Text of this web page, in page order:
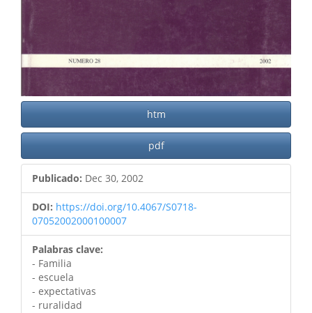
htm
pdf
Publicado: Dec 30, 2002
DOI: https://doi.org/10.4067/S0718-
07052002000100007
Palabras clave:
- Familia
- escuela
- expectativas
- ruralidad